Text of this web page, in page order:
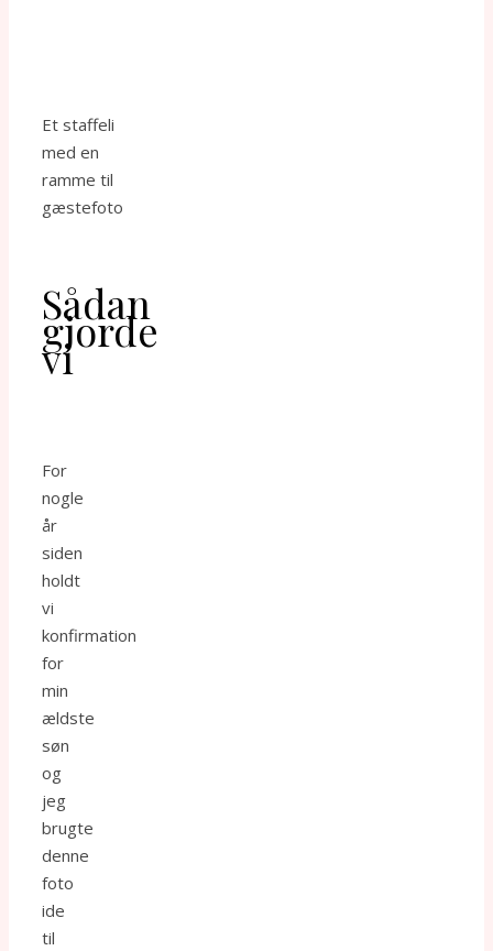
Et staffeli
med en
ramme til
gæstefoto
Sådan
gjorde
vi
For
nogle
år
siden
holdt
vi
konfirmation
for
min
ældste
søn
og
jeg
brugte
denne
foto
ide
til